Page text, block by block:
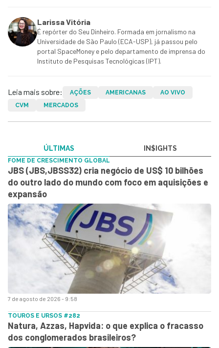
Larissa Vitória
É repórter do Seu Dinheiro. Formada em jornalismo na
Universidade de São Paulo (ECA-USP), já passou pelo
portal SpaceMoney e pelo departamento de imprensa do
Instituto de Pesquisas Tecnológicas (IPT).
Leia mais sobre: AÇÕES AMERICANAS
AO VIVO
CVM
MERCADOS
ÚLTIMAS IN$IGHTS
7 de agosto de 2026 - 9:58
FOME DE CRESCIMENTO GLOBAL
JBS (JBS,JBSS32) cria negócio de US$ 10 bilhões
do outro lado do mundo com foco em aquisições e
expansão
TOUROS E URSOS #282
Natura, Azzas, Hapvida: o que explica o fracasso
dos conglomerados brasileiros?